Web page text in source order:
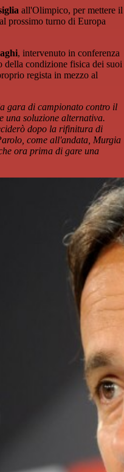
all'Olimpico, per mettere il
prossimo turno di Europa
, intervenuto in conferenza
della condizione fisica dei suoi
regista in mezzo al
gara di campionato contro il
una soluzione alternativa.
dopo la rifinitura di
come all'andata, Murgia
ora prima di gare una